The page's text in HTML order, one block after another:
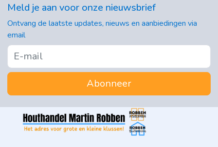
Meld je aan voor onze nieuwsbrief
Ontvang de laatste updates, nieuws en aanbiedingen via
email
Abonneer